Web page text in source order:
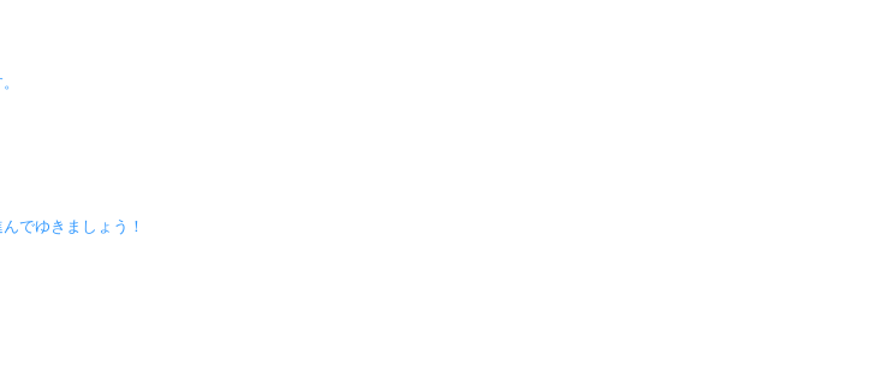
でゆきましょう！